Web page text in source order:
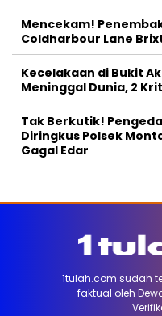
Mencekam!
Coldharbour Lane
Kecelakaan di Bukit
Meninggal Dunia, 2
Tak Berkutik!
Diringkus Polsek
Gagal Edar
1tulah.com sudah
faktual oleh